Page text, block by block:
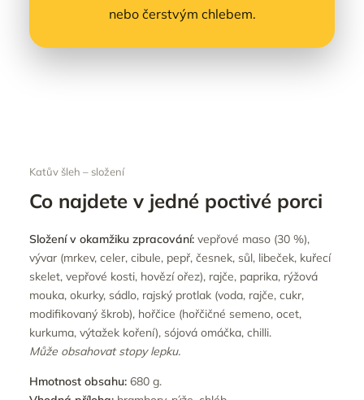
nebo čerstvým chlebem.
Katův šleh – složení
Co najdete v jedné poctivé porci
Složení v okamžiku zpracování: vepřové maso (30 %),
vývar (mrkev, celer, cibule, pepř, česnek, sůl, libeček, kuřecí
skelet, vepřové kosti, hovězí ořez), rajče, paprika, rýžová
mouka, okurky, sádlo, rajský protlak (voda, rajče, cukr,
modifikovaný škrob), hořčice (hořčičné semeno, ocet,
kurkuma, výtažek koření), sójová omáčka, chilli.
Může obsahovat stopy lepku.
Hmotnost obsahu: 680 g.